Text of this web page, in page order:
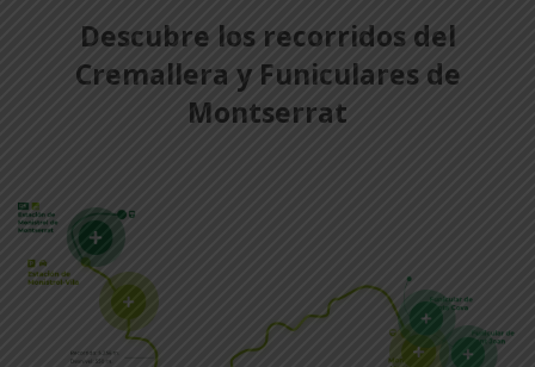
Descubre los recorridos del
Cremallera y Funiculares de
Montserrat